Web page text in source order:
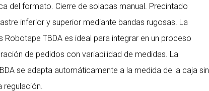
del formato. Cierre de solapas manual. Precintado
inferior y superior mediante bandas rugosas. La
Robotape TBDA es ideal para integrar en un proceso
de pedidos con variabilidad de medidas. La
se adapta automáticamente a la medida de la caja sin
regulación.